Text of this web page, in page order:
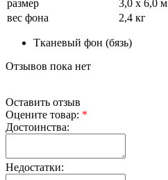
размер
3,0 х 6,0 м
вес фона
2,4 кг
Тканевый фон (бязь)
Отзывов пока нет
Оставить отзыв
Оцените товар: *
Достоинства:
Недостатки: